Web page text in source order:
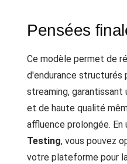
Pensées
Ce modèle permet de
d'endurance structurés
streaming,
et de haute qualité
affluence prolongée. En
Testing, vous pouvez
votre plateforme pour